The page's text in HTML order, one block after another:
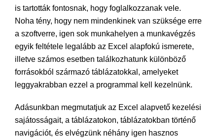
is tartották fontosnak, hogy foglalkozzanak vele.
Noha tény, hogy nem mindenkinek van szüksége erre
a szoftverre, igen sok munkahelyen a munkavégzés
egyik feltétele legalább az Excel alapfokú ismerete,
illetve számos esetben találkozhatunk különböző
forrásokból származó táblázatokkal, amelyeket
leggyakrabban ezzel a programmal kell kezelnünk.
Adásunkban megmutatjuk az Excel alapvető kezelési
sajátosságait, a táblázatokon, táblázatokban történő
navigációt, és elvégzünk néhány igen hasznos